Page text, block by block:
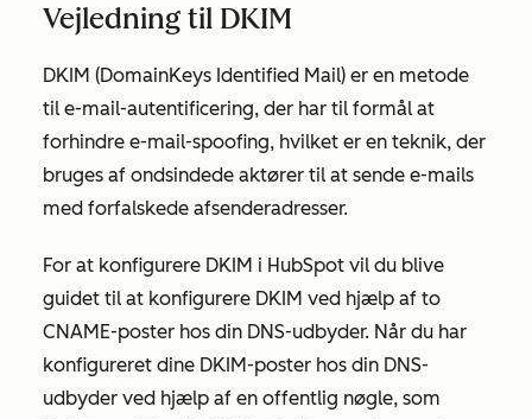
Vejledning til DKIM
DKIM (DomainKeys Identified Mail) er en metode
til e-mail-autentificering, der har til formål at
forhindre e-mail-spoofing, hvilket er en teknik, der
bruges af ondsindede aktører til at sende e-mails
med forfalskede afsenderadresser.
For at konfigurere DKIM i HubSpot vil du blive
guidet til at konfigurere DKIM ved hjælp af to
CNAME-poster hos din DNS-udbyder. Når du har
konfigureret dine DKIM-poster hos din DNS-
udbyder ved hjælp af en offentlig nøgle, som